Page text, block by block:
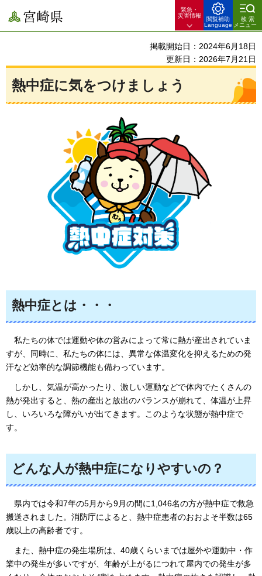
宮崎県
緊急・
災害情報
閲覧補助
Language
検索
メニュー
掲載開始日：2024年6月18日
更新日：2026年7月21日
熱中症に気をつけましょう
熱中症とは・・・
私たちの体では運動や体の営みによって常に熱が産出されていま
すが、 同時に、私たちの体には、異常な体温変化を抑えるための発
汗など効率的な調節機能も備わっています。
しかし、 気温が高かったり、激しい運動などで体内でたくさんの
熱が発出すると、熱の産出と放出のバランスが崩れて、体温が上昇
し、いろいろな障がいが出てきます。このような状態が熱中症で
す。
どんな人が熱中症になりやすいの？
県内では令和7年の5月から9月の間に1,046名の方が熱中症で救急
搬送されました。消防庁によると、熱中症患者のおおよそ半数は65
歳以上の高齢者です。
また 、熱中症の発生場所は、40歳くらいまでは屋外や運動中・作
業中の発生が多いですが、年齢が上がるにつれて屋内での発生が多